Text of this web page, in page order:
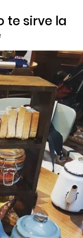
te sirve la